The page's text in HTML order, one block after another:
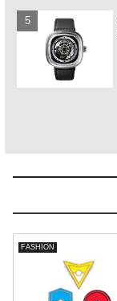
FASHION